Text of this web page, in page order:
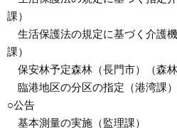
課）
生活保護法の規定に基づく介護
課）
保安林予定森林（長門市）（森林
臨港地区の分区の指定（港湾課）
○公告
基本測量の実施（監理課）